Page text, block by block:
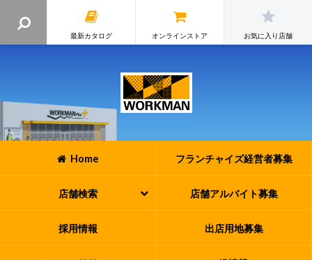
最新カタログ オンラインストア お気に入り店舗
Home フランチャイズ経営者募集
店舗検索 店舗アルバイト募集
採用情報 出店用地募集